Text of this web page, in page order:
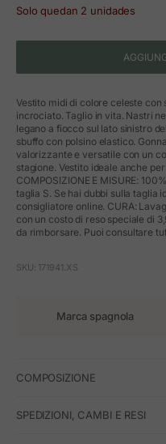
Solo quedan 2 unidades
Vestito midi di colore celeste
incrociato. Taglio in vita. Nastri
legano a fiocco sul lato sinistro
sbuffo con polsino elastico.
valorizzante e versatile con un
stagione. Vestito ideale anche
COMPOSIZIONE E MISURE:
taglia S. Se hai dubbi sulla taglia
consigliatore online. CURA:
con un costo di reso speciale di
da rimborsare. Puoi consultare
SKU: 171941.XS
Marca spagnola
COMPOSIZIONE
SPEDIZIONI, CAMBI E RESI